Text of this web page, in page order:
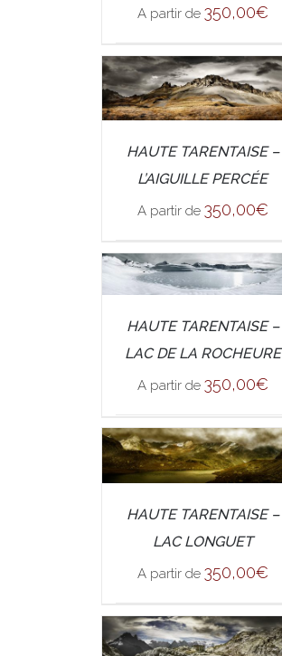
A partir de 350,00€
SELECT OPTIONS /
HAUTE TARENTAISE –
L’AIGUILLE PERCÉE
A partir de 350,00€
SELECT OPTIONS /
HAUTE TARENTAISE –
LAC DE LA ROCHEURE
A partir de 350,00€
SELECT OPTIONS /
HAUTE TARENTAISE –
LAC LONGUET
A partir de 350,00€